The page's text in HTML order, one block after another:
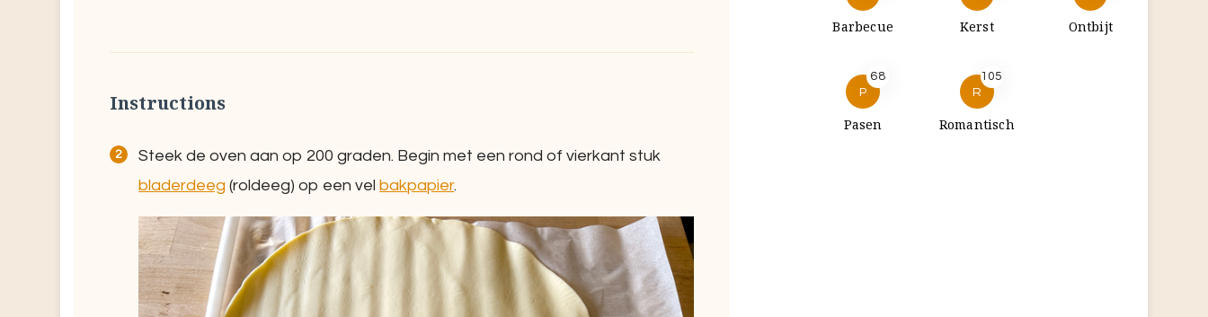
Instructions
Steek de oven aan op 200 graden. Begin met een rond of vierkant stuk
bladerdeeg (roldeeg) op een velbakpapier.
Barbecue Kerst Ontbijt
P
68
Pasen
R
105
Romantisch